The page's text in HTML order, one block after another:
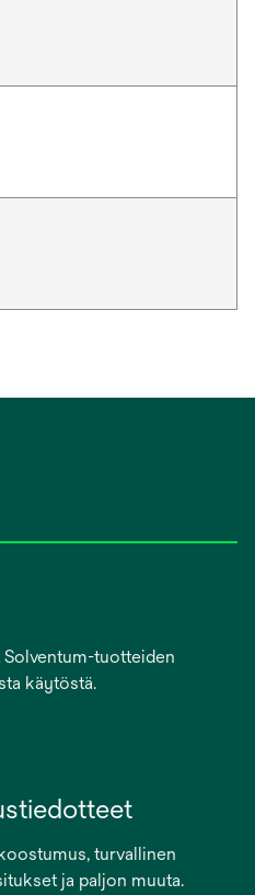
tuotteiden
käytöstä.
turvallinen
ja paljon muuta.